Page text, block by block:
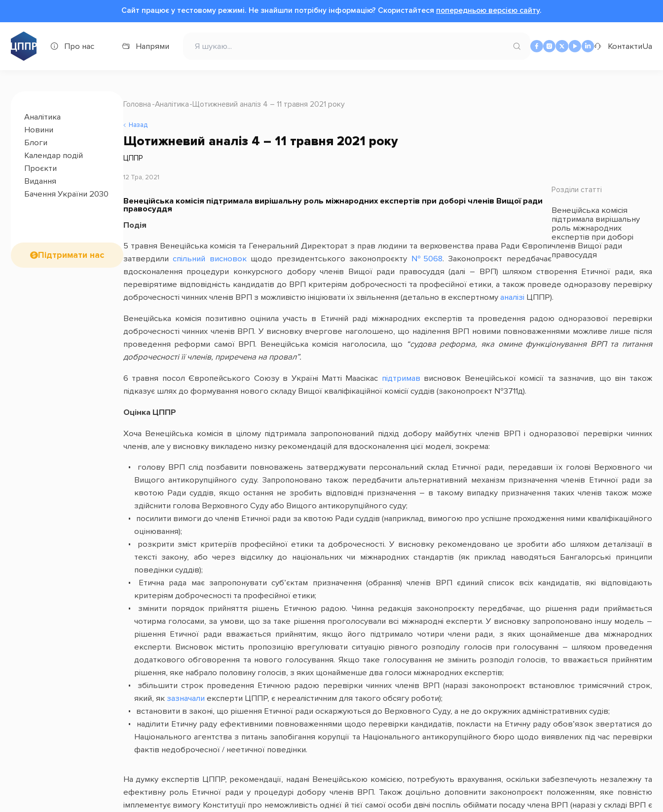
Сайт працює у тестовому режимі. Не знайшли потрібну інформацію? Cкористайтеся попередньою версією сайту.
Про нас Напрями КонтактиUa
Аналітика
Новини
Блоги
Календар подій
Проєкти
Видання
Бачення України 2030
Підтримати нас
Головна Аналітика Щотижневий аналіз 4 – 11 травня 2021 року
Назад
Щотижневий аналіз 4 – 11 травня 2021 року
ЦППР
12 Тра, 2021
Розділи статті
Венеційська комісія
підтримала вирішальну
роль міжнародних
експертів при доборі
членів Вищої ради
правосуддя
Венеційська комісія підтримала вирішальну роль міжнародних експертів при доборі членів Вищої ради
правосуддя
Подія
5 травня Венеційська комісія та Генеральний Директорат з прав людини та верховенства права Ради Європи
затвердилиспільний висновокщодо президентського законопроєкту №5068. Законопроєкт передбачає
вдосконалення процедури конкурсного добору членів Вищої ради правосуддя (далі – ВРП) шляхом створення Етичної ради, яка
перевірятиме відповідність кандидатів до ВРП критеріям доброчесності та професійної етики, а також проведе одноразову перевірку
доброчесності чинних членів ВРП з можливістю ініціювати їх звільнення (детально в експертному аналізі ЦППР).
Венеційська комісія позитивно оцінила участь в Етичній раді міжнародних експертів та проведення радою одноразової перевірки
доброчесності чинних членів ВРП. У висновку вчергове наголошено, що наділення ВРП новими повноваженнями можливе лише після
проведення реформи самої ВРП. Венеційська комісія наголосила, що “судова реформа, яка омине функціонування ВРП та питання
доброчесності її членів, приречена на провал”.
6 травня посол Європейського Союзу в Україні Матті Маасікас підтримав висновок Венеційської комісії та зазначив, що він також
підказує шлях до формування нового складу Вищої кваліфікаційної комісії суддів (законопроєкт №3711д).
Оцінка ЦППР
Хоча Венеційська комісія в цілому підтримала запропонований підхід добору майбутніх членів ВРП і одноразової перевірки чинних
членів, але у висновку викладено низку рекомендацій для вдосконалення цієї моделі, зокрема:
голову ВРП слід позбавити повноважень затверджувати персональний склад Етичної ради, передавши їх голові Верховного чи
Вищого антикорупційного суду. Запропоновано також передбачити альтернативний механізм призначення членів Етичної ради за
квотою Ради суддів, якщо остання не зробить відповідні призначення – в такому випадку призначення таких членів також може
здійснити голова Верховного Суду або Вищого антикорупційного суду;
посилити вимоги до членів Етичної ради за квотою Ради суддів (наприклад, вимогою про успішне проходження ними кваліфікаційного
оцінювання);
розкрити зміст критеріїв професійної етики та доброчесності. У висновку рекомендовано це зробити або шляхом деталізації в
тексті закону, або через відсилку до національних чи міжнародних стандартів (як приклад наводяться Бангалорські принципи
поведінки суддів);
Етична рада має запропонувати суб’єктам призначення (обрання) членів ВРП єдиний список всіх кандидатів, які відповідають
критеріям доброчесності та професійної етики;
змінити порядок прийняття рішень Етичною радою. Чинна редакція законопроєкту передбачає, що рішення ради приймається
чотирма голосами, за умови, що за таке рішення проголосували всі міжнародні експерти. У висновку запропоновано іншу модель –
рішення Етичної ради вважається прийнятим, якщо його підтримало чотири члени ради, з яких щонайменше два міжнародних
експерти. Висновок містить пропозицію врегулювати ситуацію рівного розподілу голосів при голосуванні – шляхом проведення
додаткового обговорення та нового голосування. Якщо таке голосування не змінить розподіл голосів, то вважається прийнятим
рішення, яке набрало половину голосів, з яких щонайменше два голоси міжнародних експертів;
збільшити строк проведення Етичною радою перевірки чинних членів ВРП (наразі законопроєкт встановлює тримісячний строк,
який, як зазначали експерти ЦППР, є нереалістичним для такого обсягу роботи);
встановити в законі, що рішення Етичної ради оскаржуються до Верховного Суду, а не до окружних адміністративних судів;
наділити Етичну раду ефективними повноваженнями щодо перевірки кандидатів, покласти на Етичну раду обов’язок звертатися до
Національного агентства з питань запобігання корупції та Національного антикорупційного бюро щодо виявлених під час перевірки
фактів недоброчесної / неетичної поведінки.
На думку експертів ЦППР, рекомендації, надані Венеційською комісією, потребують врахування, оскільки забезпечують незалежну та
ефективну роль Етичної ради у процедурі добору членів ВРП. Також доцільно доповнити законопроєкт положенням, яке повністю
імплементує вимогу Конституції про неможливість однієї й тієї самої особи двічі поспіль обіймати посаду члена ВРП (наразі у складі ВРП є